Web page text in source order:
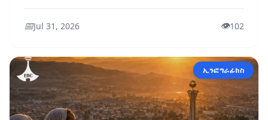
📅Jul 31, 2026 👁️102
ኢንፎግራፊክስ